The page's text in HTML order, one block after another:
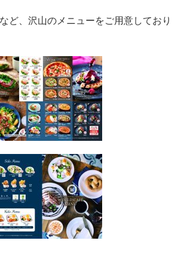
ど、沢山のメニューをご用意しており